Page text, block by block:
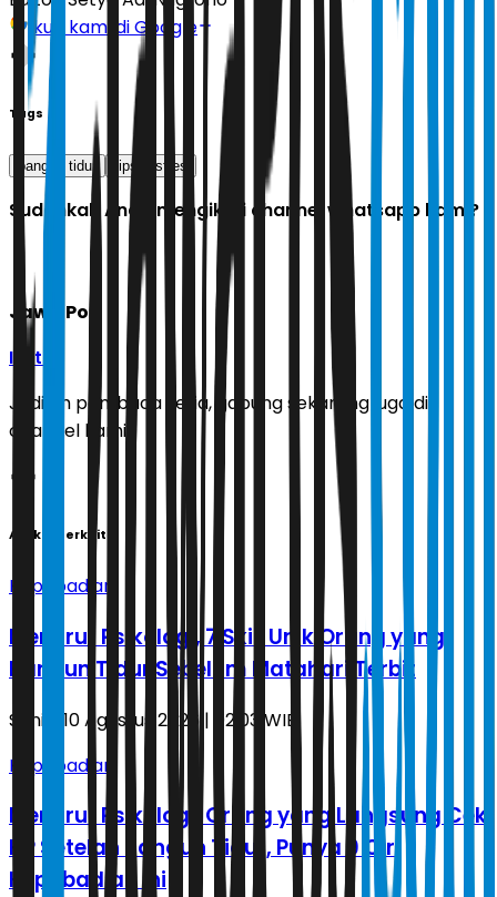
Ikuti kami di Google
Tags
bangun tidur tips stres
Sudahkah Anda mengikuti channel whatsapp kami?
Jawa Pos
Ikuti
Jadilah pembaca setia, gabung sekarang juga di
channel kami!
Artikel Terkait
Kepribadian
Menurut Psikologi, 7 Skill Unik Orang yang
Bangun Tidur Sebelum Matahari Terbit
Senin, 10 Agustus 2026 | 02.03 WIB
Kepribadian
Menurut Psikologi, Orang yang Langsung Cek
HP Setelah Bangun Tidur, Punya 9 Ciri
Kepribadian Ini